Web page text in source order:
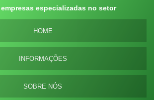
especializadas no setor
HOME
INFORMAÇÕES
SOBRE NÓS